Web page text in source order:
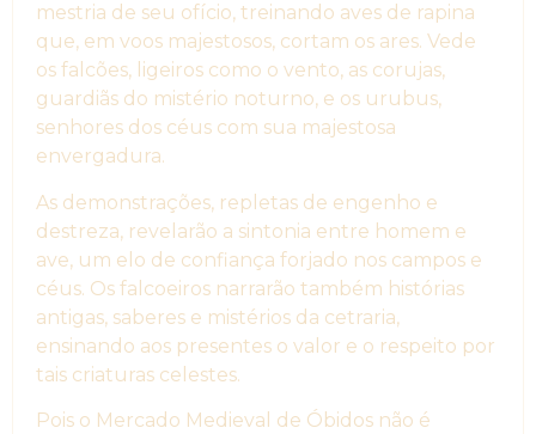
mestria de seu ofício, treinando aves de rapina
que, em voos majestosos, cortam os ares. Vede
os falcões, ligeiros como o vento, as corujas,
guardiãs do mistério noturno, e os urubus,
senhores dos céus com sua majestosa
envergadura.
As demonstrações, repletas de engenho e
destreza, revelarão a sintonia entre homem e
ave, um elo de confiança forjado nos campos e
céus. Os falcoeiros narrarão também histórias
antigas, saberes e mistérios da cetraria,
ensinando aos presentes o valor e o respeito por
tais criaturas celestes.
Pois o Mercado Medieval de Óbidos não é